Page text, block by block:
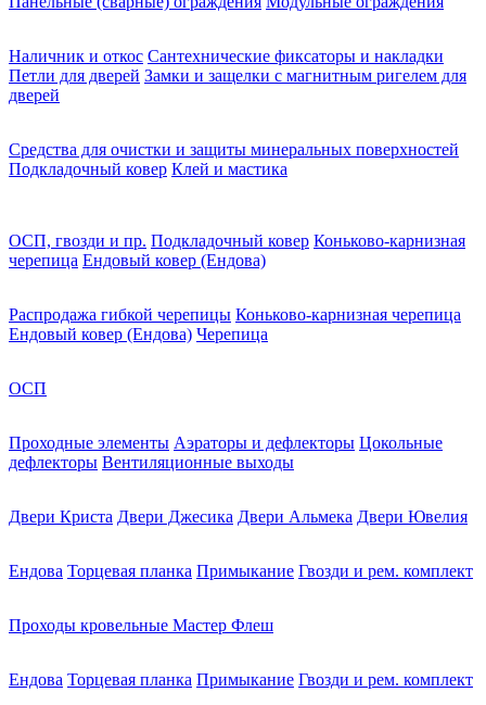
Наличник и откос Сантехнические фиксаторы и накладки
Петли для дверей Замки и защелки с магнитным ригелем для
дверей
Средства для очистки и защиты минеральных поверхностей
Подкладочный ковер Клей и мастика
ОСП, гвозди и пр. Подкладочный ковер Коньково-карнизная
черепица Ендовый ковер (Ендова)
Распродажа гибкой черепицы Коньково-карнизная черепица
Ендовый ковер (Ендова) Черепица
ОСП
Проходные элементы Аэраторы и дефлекторы Цокольные
дефлекторы Вентиляционные выходы
Двери Криста Двери Джесика Двери Альмека Двери Ювелия
Ендова Торцевая планка Примыкание Гвозди и рем. комплект
Проходы кровельные Мастер Флеш
Ендова Торцевая планка Примыкание Гвозди и рем. комплект